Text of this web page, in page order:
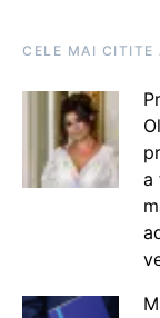
CELE MAI CITITE
a